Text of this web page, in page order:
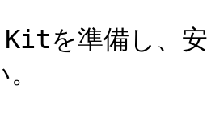
を準備し、